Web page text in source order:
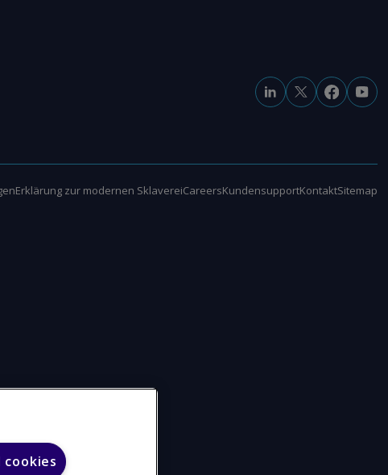
Erklärung zur modernen SklavereiCareersKundensupportKontaktSitemap
cookies